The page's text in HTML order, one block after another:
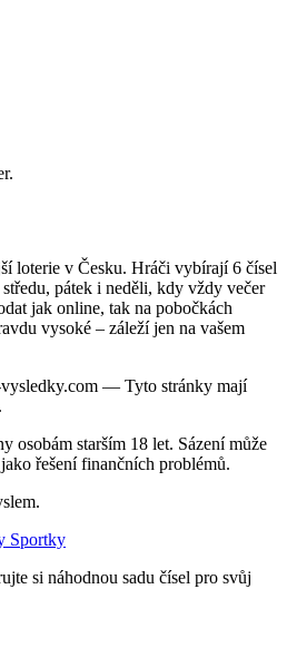
loterie v Česku. Hráči vybírají 6 čísel
pátek i neděli, kdy vždy večer
jak online, tak na pobočkách
vysoké – záleží jen na vašem
— Tyto stránky mají
osobám starším 18 let. Sázení může
řešení finančních problémů.
Sportky
si náhodnou sadu čísel pro svůj